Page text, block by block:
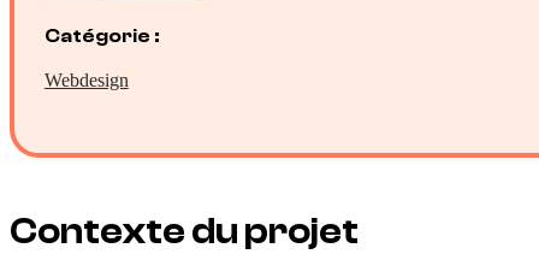
Catégorie :
Webdesign
Contexte du projet